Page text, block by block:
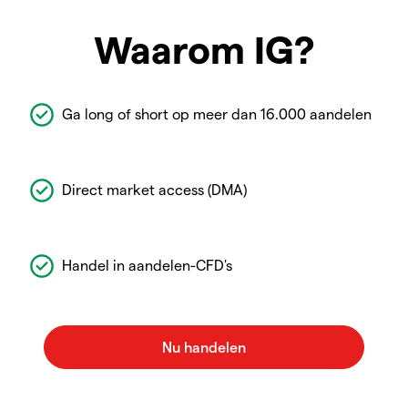
Waarom IG?
Ga long of short op meer dan 16.000 aandelen
Direct market access (DMA)
Handel in aandelen-CFD's